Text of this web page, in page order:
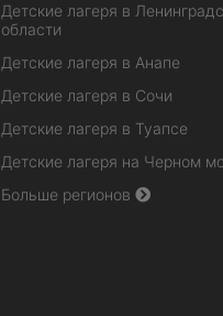
Детские лагеря в
области
Детские лагеря в Анапе
Детские лагеря в Сочи
Детские лагеря в Туапсе
Детские лагеря на Черном
Больше регионов